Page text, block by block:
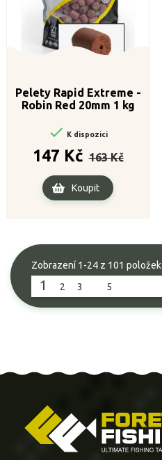
Pelety Rapid Extreme -
Robin Red 20mm 1 kg
 K dispozici
147 Kč cena
163 Kč
Cena
Koupit
Zobrazení 1-24 z 101 položek
1 2 3 5